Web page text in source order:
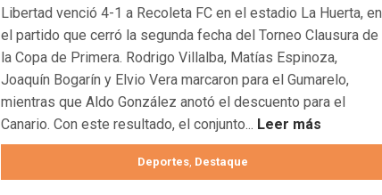
Libertad venció 4-1 a Recoleta FC en el estadio La Huerta, en
el partido que cerró la segunda fecha del Torneo Clausura de
la Copa de Primera. Rodrigo Villalba, Matías Espinoza,
Joaquín Bogarín y Elvio Vera marcaron para el Gumarelo,
mientras que Aldo González anotó el descuento para el
Canario. Con este resultado, el conjunto... Leer más
Deportes Destaque